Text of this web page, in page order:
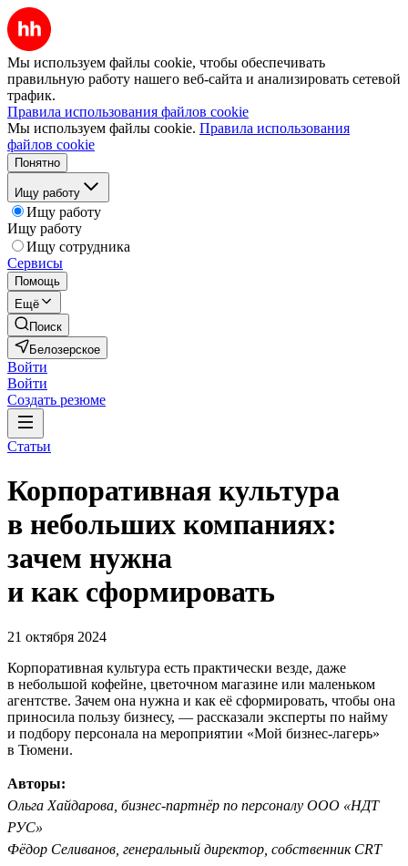
Мы используем файлы cookie, чтобы обеспечивать
правильную работу нашего веб-сайта и анализировать сетевой
трафик.
Правила использования файлов cookie
Мы используем файлы cookie. Правила использования
файлов cookie
Понятно
Ищу работу
Ищу работу
Ищу работу
Ищу сотрудника
Сервисы
Помощь
Ещё
Поиск
Белозерское
Войти
Войти
Создать резюме
Статьи
Корпоративная культура
в небольших компаниях:
зачем нужна
и как сформировать
21 октября 2024
Корпоративная культура есть практически везде, даже
в небольшой кофейне, цветочном магазине или маленьком
агентстве. Зачем она нужна и как её сформировать, чтобы она
приносила пользу бизнесу, — рассказали эксперты по найму
и подбору персонала на мероприятии «Мой бизнес-лагерь»
в Тюмени.
Авторы:
Ольга Хайдарова, бизнес-партнёр по персоналу ООО «НДТ
РУС»
Фёдор Селиванов, генеральный директор, собственник CRT